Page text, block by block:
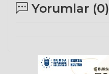
Yorumlar (0)